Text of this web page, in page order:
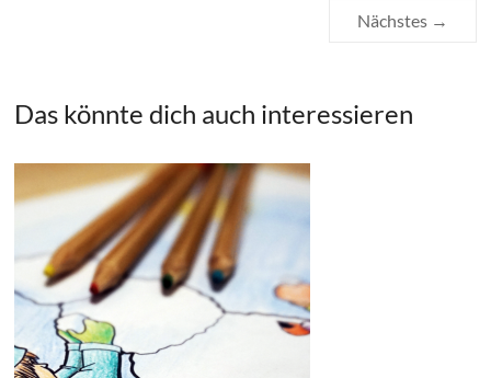
Nächstes →
Das könnte dich auch interessieren